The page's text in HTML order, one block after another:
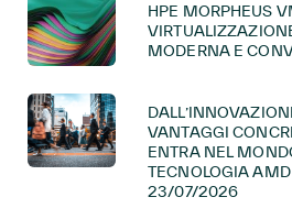
HPE MORPHEUS
MODERNA E
VANTAGGI
ENTRA NEL
TECNOLOGIA
23/07/2026